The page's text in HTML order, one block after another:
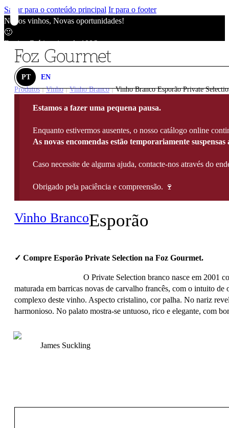
Saltar para o conteúdo principal Ir para o footer
Novos vinhos, Novas oportunidades!
🙂
Envios Grátis acima de 100€
Novos vinhos, Novas oportunidades!
Envios Grátis acima de 100€
Novos vinhos, Novas oportunidades!
Envios Grátis acima de 100€
PT
EN
Produtos | Vinho | Vinho Branco | Vinho Branco Esporão Private
Estamos a fazer uma pequena pausa.
Enquanto estivermos ausentes, o nosso catálogo online
As novas encomendas estão temporariamente suspensas
Caso necessite de alguma ajuda, contacte-nos através do
Obrigado pela paciência e compreensão. 🍷
Vinho BrancoEsporão
✓ Compre Esporão Private Selection na Foz Gourmet.
O Private Selection branco nasce em 2001
maturada em barricas novas de carvalho francês, com o intuito
complexo deste vinho. Aspecto cristalino, cor palha. No nariz
harmonioso. No palato mostra-se untuoso, rico e elegante, com
James Suckling